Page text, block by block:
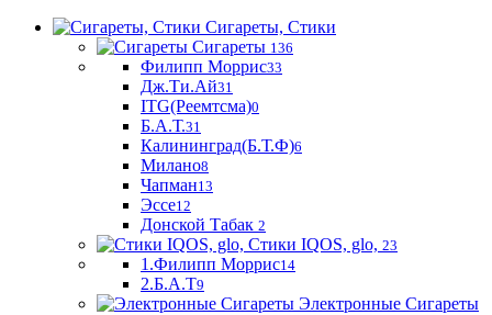
Сигареты, Стики
Сигареты 136
Филипп Моррис33
Дж.Ти.Ай31
ITG(Реемтсма)0
Б.А.Т.31
Калининград(Б.Т.Ф)6
Милано8
Чапман13
Эссе12
Донской Табак 2
Стики IQOS, glo, 23
1.Филипп Моррис14
2.Б.А.Т9
Электронные Сигареты